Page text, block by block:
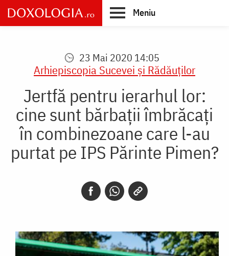
Skip
to
main
Meniu
23 Mai 2020 14:05
Arhiepiscopia Sucevei şi Rădăuţilor
Jertfă pentru ierarhul lor:
cine sunt bărbații îmbrăcați
în combinezoane care l-au
purtat pe IPS Părinte Pimen?